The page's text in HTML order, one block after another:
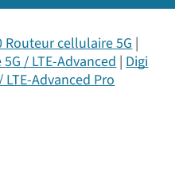
Routeur cellulaire 5G
/ LTE-Advanced Digi
Advanced Pro